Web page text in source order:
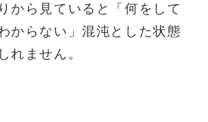
から見ていると「何をして
からない」混沌とした状態
れません。